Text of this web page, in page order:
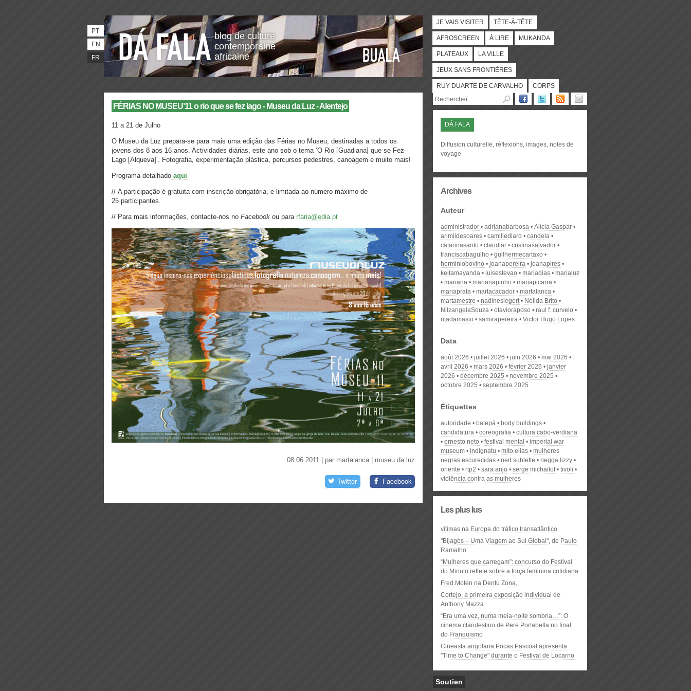
blog de culture
contemporaine
africaine
PT
EN
FR
JE VAIS VISITER TÊTE-À-TÊTE
AFROSCREEN À LIRE MUKANDA
PLATEAUX LA VILLE
JEUX SANS FRONTIÈRES
RUY DUARTE DE CARVALHO CORPS
FÉRIAS NO MUSEU’11 o rio que se fez lago - Museu da Luz - Alentejo
11 a 21 de Julho
O Museu da Luz prepara-se para mais uma edição das Férias no Museu, destinadas a todos os
jovens dos 8 aos 16 anos. Actividades diárias, este ano sob o tema ‘O Rio [Guadiana] que se Fez
Lago [Alqueva]’. Fotografia, experimentação plástica, percursos pedestres, canoagem e muito mais!
Programa detalhado aqui
// A participação é gratuita com inscrição obrigatória, e limitada ao número máximo de
25 participantes.
// Para mais informações, contacte-nos no Facebook ou para rfaria@edia.pt
08.06.2011 | par martalanca| museu da luz
Twitter Facebook
DÁ FALA
Diffusion culturelle, réflexions, images, notes de
voyage
Archives
Auteur
administrador adrianabarbosa
Alícia Gaspar
arimildesoares
camillediard
candela
catarinasanto
claudiar
cristinasalvador
franciscabagulho
guilhermecartaxo
herminiobovino
joanapereira
joanapires
keitamayanda
luisestevao mariadias
marialuz
mariana
marianapinho
mariapicarra
mariaprata
martacacador
martalanca
martamestre
nadinesiegert
Nélida Brito
NilzangelaSouza
otavioraposo
raul f. curvelo
ritadamasio
samirapereira Victor Hugo Lopes
Data
août 2026 juillet 2026 juin 2026
mai 2026
avril 2026
mars 2026 février 2026
janvier
2026
décembre 2025
novembre 2025
octobre 2025
septembre 2025
Étiquettes
autoridade batepá
body buildings
candidatura
coreografia
cultura cabo-verdiana
ernesto neto
festival mental
imperial war
museum
indignatu mito elias
mulheres
negras escurecidas
ned sublette
negga lizzy
oriente
rtp2 sara anjo serge michailof
tivoli
violência contra as mulheres
Les plus lus
vítimas na Europa do tráfico transatlântico
"Bijagós – Uma Viagem ao Sul Global", de Paulo
Ramalho
“Mulheres que carregam”: concurso do Festival
do Minuto reflete sobre a força feminina cotidiana
Fred Moten na Dentu Zona,
Cortejo, a primeira exposição individual de
Anthony Mazza
“Era uma vez, numa meia-noite sombria…”: O
cinema clandestino de Pere Portabella no final
do Franquismo
Cineasta angolana Pocas Pascoal apresenta
"Time to Change" durante o Festival de Locarno
Soutien